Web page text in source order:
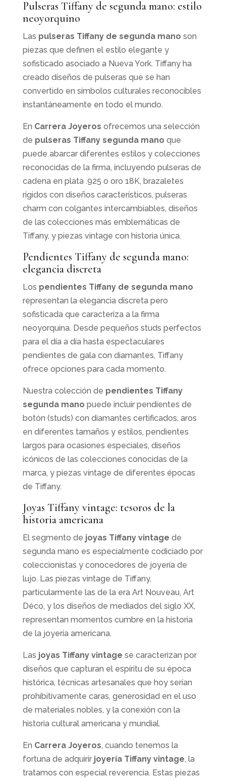
Pulseras Tiffany de segunda mano: estilo
neoyorquino
Las pulseras Tiffany de segunda mano son
piezas que definen el estilo elegante y
sofisticado asociado a Nueva York. Tiffany ha
creado diseños de pulseras que se han
convertido en símbolos culturales reconocibles
instantáneamente en todo el mundo.
En Carrera Joyeros ofrecemos una selección
de pulseras Tiffany segunda mano que
puede abarcar diferentes estilos y colecciones
reconocidas de la firma, incluyendo pulseras de
cadena en plata .925 o oro 18K, brazaletes
rígidos con diseños característicos, pulseras
charm con colgantes intercambiables, diseños
de las colecciones más emblemáticas de
Tiffany, y piezas vintage con historia única.
Pendientes Tiffany de segunda mano:
elegancia discreta
Los pendientes Tiffany de segunda mano
representan la elegancia discreta pero
sofisticada que caracteriza a la firma
neoyorquina. Desde pequeños studs perfectos
para el día a día hasta espectaculares
pendientes de gala con diamantes, Tiffany
ofrece opciones para cada momento.
Nuestra colección de pendientes Tiffany
segunda mano puede incluir pendientes de
botón (studs) con diamantes certificados, aros
en diferentes tamaños y estilos, pendientes
largos para ocasiones especiales, diseños
icónicos de las colecciones conocidas de la
marca, y piezas vintage de diferentes épocas
de Tiffany.
Joyas Tiffany vintage: tesoros de la
historia americana
El segmento de joyas Tiffany vintage de
segunda mano es especialmente codiciado por
coleccionistas y conocedores de joyería de
lujo. Las piezas vintage de Tiffany,
particularmente las de la era Art Nouveau, Art
Déco, y los diseños de mediados del siglo XX,
representan momentos cumbre en la historia
de la joyería americana.
Las joyas Tiffany vintage se caracterizan por
diseños que capturan el espíritu de su época
histórica, técnicas artesanales que hoy serían
prohibitivamente caras, generosidad en el uso
de materiales nobles, y la conexión con la
historia cultural americana y mundial.
En Carrera Joyeros, cuando tenemos la
fortuna de adquirir joyería Tiffany vintage, la
tratamos con especial reverencia. Estas piezas